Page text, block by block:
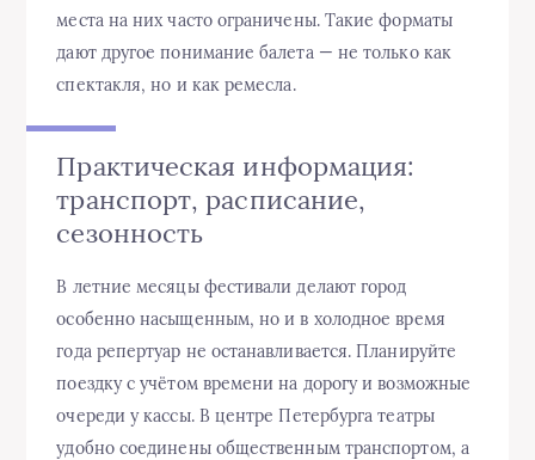
места на них часто ограничены. Такие форматы
дают другое понимание балета — не только как
спектакля, но и как ремесла.
Практическая информация:
транспорт, расписание,
сезонность
В летние месяцы фестивали делают город
особенно насыщенным, но и в холодное время
года репертуар не останавливается. Планируйте
поездку с учётом времени на дорогу и возможные
очереди у кассы. В центре Петербурга театры
удобно соединены общественным транспортом, а